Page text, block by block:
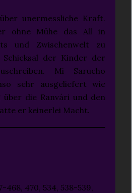
unermessliche Kraft.
ohne Mühe das All in
und Zwischenwelt zu
der Kinder der
Mi Sarucho
sehr ausgeliefert wie
über die Ranvári und den
er keinerlei Macht.
468, 470, 534, 538-539,